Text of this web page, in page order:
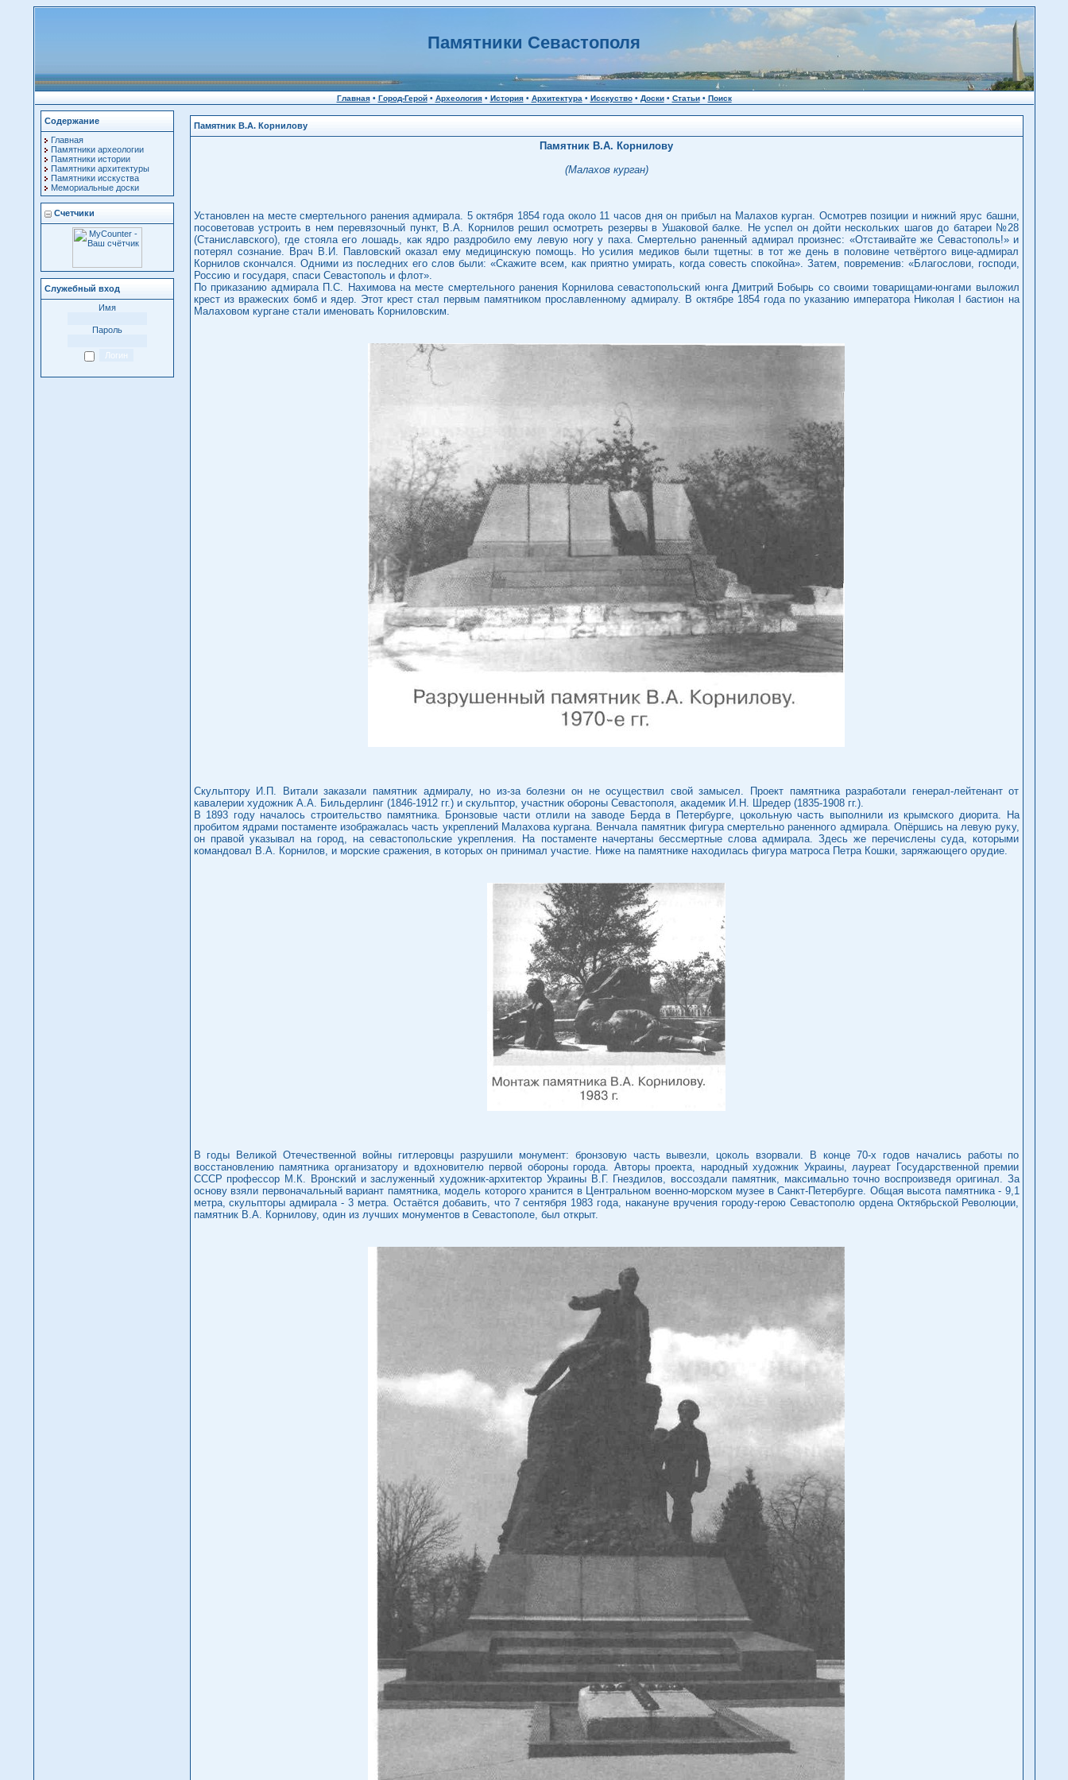
Памятники Севастополя
Главная• Город-Герой• Археология• История• Архитектура • Исскуство• Доски• Статьи• Поиск
Содержание
Главная
Памятники археологии
Памятники истории
Памятники архитектуры
Памятники исскуства
Мемориальные доски
Счетчики
Служебный вход
Имя
Пароль
Памятник В.А. Корнилову
Памятник В.А. Корнилову
(Малахов курган)
Установлен на месте смертельного ранения адмирала. 5 октября 1854 года около 11 часов дня он прибыл на Малахов курган. Осмотрев позиции и нижний ярус башни,
посоветовав устроить в нем перевязочный пункт, В.А. Корнилов решил осмотреть резервы в Ушаковой балке. Не успел он дойти нескольких шагов до батареи №28
(Станиславского), где стояла его лошадь, как ядро раздробило ему левую ногу у паха. Смертельно раненный адмирал произнес: «Отстаивайте же Севастополь!» и
потерял сознание. Врач В.И. Павловский оказал ему медицинскую помощь. Но усилия медиков были тщетны: в тот же день в половине четвёртого вице-адмирал
Корнилов скончался. Одними из последних его слов были: «Скажите всем, как приятно умирать, когда совесть спокойна». Затем, повременив: «Благослови, господи,
Россию и государя, спаси Севастополь и флот».
По приказанию адмирала П.С. Нахимова на месте смертельного ранения Корнилова севастопольский юнга Дмитрий Бобырь со своими товарищами-юнгами выложил
крест из вражеских бомб и ядер. Этот крест стал первым памятником прославленному адмиралу. В октябре 1854 года по указанию императора Николая I бастион на
Малаховом кургане стали именовать Корниловским.
Скульптору И.П. Витали заказали памятник адмиралу, но из-за болезни он не осуществил свой замысел. Проект памятника разработали генерал-лейтенант от
кавалерии художник А.А. Бильдерлинг (1846-1912 гг.) и скульптор, участник обороны Севастополя, академик И.Н. Шредер (1835-1908 гг.).
В 1893 году началось строительство памятника. Бронзовые части отлили на заводе Берда в Петербурге, цокольную часть выполнили из крымского диорита. На
пробитом ядрами постаменте изображалась часть укреплений Малахова кургана. Венчала памятник фигура смертельно раненного адмирала. Опёршись на левую руку,
он правой указывал на город, на севастопольские укрепления. На постаменте начертаны бессмертные слова адмирала. Здесь же перечислены суда, которыми
командовал В.А. Корнилов, и морские сражения, в которых он принимал участие. Ниже на памятнике находилась фигура матроса Петра Кошки, заряжающего орудие.
В годы Великой Отечественной войны гитлеровцы разрушили монумент: бронзовую часть вывезли, цоколь взорвали. В конце 70-х годов начались работы по
восстановлению памятника организатору и вдохновителю первой обороны города. Авторы проекта, народный художник Украины, лауреат Государственной премии
СССР профессор М.К. Вронский и заслуженный художник-архитектор Украины В.Г. Гнездилов, воссоздали памятник, максимально точно воспроизведя оригинал. За
основу взяли первоначальный вариант памятника, модель которого хранится в Центральном военно-морском музее в Санкт-Петербурге. Общая высота памятника - 9,1
метра, скульпторы адмирала - 3 метра. Остаётся добавить, что 7 сентября 1983 года, накануне вручения городу-герою Севастополю ордена Октябрьской Революции,
памятник В.А. Корнилову, один из лучших монументов в Севастополе, был открыт.